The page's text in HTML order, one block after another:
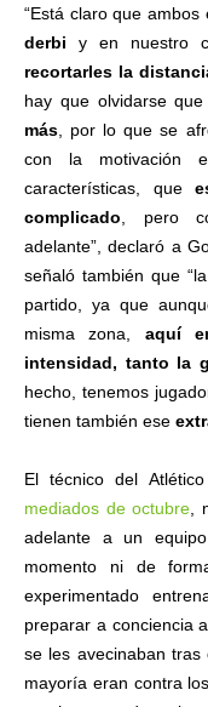
“Está claro que
derbi y en nuestro
recortarles la
hay que olvidarse
más , por lo que se
con la motivación
características, que
complicado , pero
adelante”, declaró a
señaló también que
partido, ya que
misma zona, aquí
intensidad, tanto la
hecho, tenemos
tienen también ese
El técnico del
mediados de octubre ,
adelante a un
momento ni de
experimentado
preparar a conciencia
se les avecinaban tras
mayoría eran contra